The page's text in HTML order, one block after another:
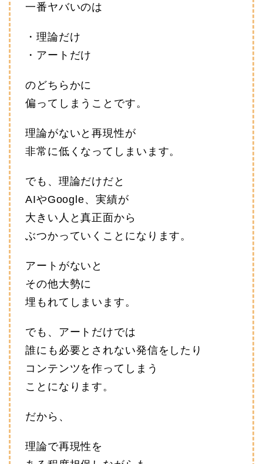
一番ヤバいのは
・理論だけ
・アートだけ
のどちらかに
偏ってしまうことです。
理論がないと再現性が
非常に低くなってしまいます。
でも、理論だけだと
AIやGoogle、実績が
大きい人と真正面から
ぶつかっていくことになります。
アートがないと
その他大勢に
埋もれてしまいます。
でも、アートだけでは
誰にも必要とされない発信をしたり
コンテンツを作ってしまう
ことになります。
だから、
理論で再現性を